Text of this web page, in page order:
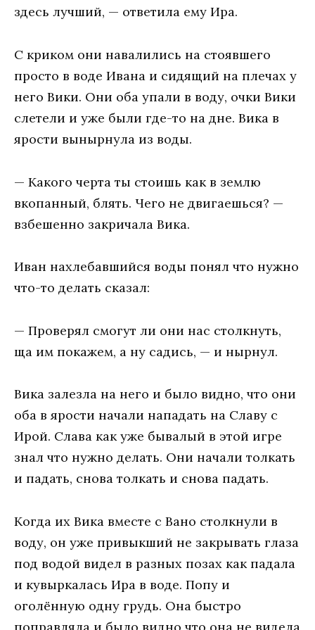
здесь лучший, — ответила ему Ира.
С криком они навалились на стоявшего
просто в воде Ивана и сидящий на плечах у
него Вики. Они оба упали в воду, очки Вики
слетели и уже были где-то на дне. Вика в
ярости вынырнула из воды.
— Какого черта ты стоишь как в землю
вкопанный, блять. Чего не двигаешься? —
взбешенно закричала Вика.
Иван нахлебавшийся воды понял что нужно
что-то делать сказал:
— Проверял смогут ли они нас столкнуть,
ща им покажем, а ну садись, — и нырнул.
Вика залезла на него и было видно, что они
оба в ярости начали нападать на Славу с
Ирой. Слава как уже бывалый в этой игре
знал что нужно делать. Они начали толкать
и падать, снова толкать и снова падать.
Когда их Вика вместе с Вано столкнули в
воду, он уже привыкший не закрывать глаза
под водой видел в разных позах как падала
и кувыркалась Ира в воде. Попу и
оголённую одну грудь. Она быстро